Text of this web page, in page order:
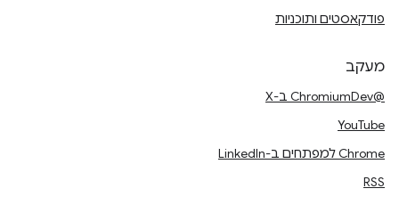
פודקאסטים ותוכניות
מעקב
@ChromiumDev ב-X
YouTube
Chrome למפתחים ב-LinkedIn
RSS